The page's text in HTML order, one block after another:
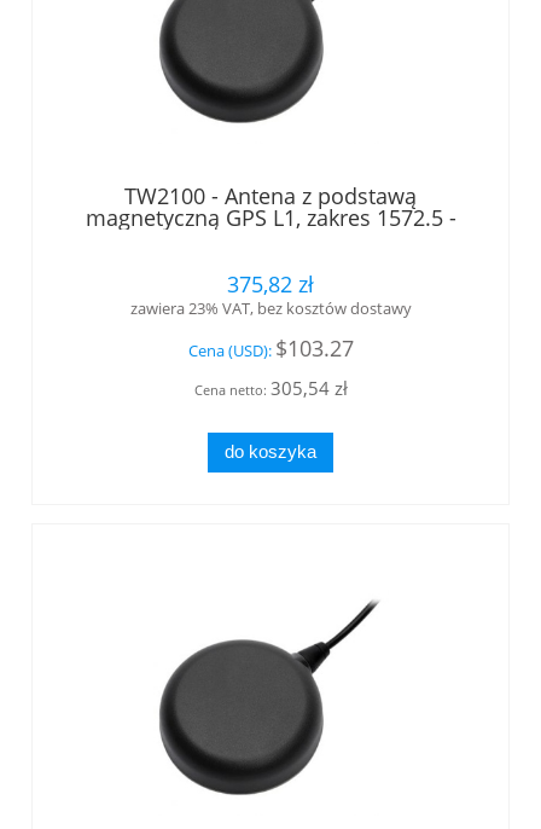
TW2100 - Antena z podstawą
magnetyczną GPS L1, zakres 1572.5 -
1578 MHz, kabel 5m ze złączem SMA
375,82 zł
zawiera 23% VAT, bez kosztów dostawy
Cena (USD): $103.27
Cena netto: 305,54 zł
do koszyka